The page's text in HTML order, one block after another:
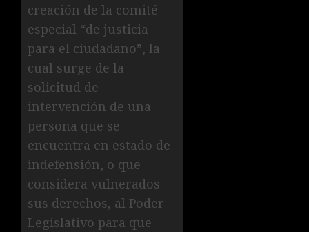
creación de la comité
especial “de justicia
para el ciudadano”, la
cual surge de la
solicitud de
intervención de una
persona que se
encuentra en estado de
indefensión, o que
considera vulnerados
sus derechos, al Poder
Legislativo para que